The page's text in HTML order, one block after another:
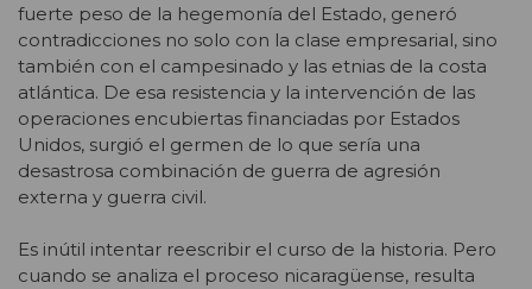
fuerte peso de la hegemonía del Estado, generó
contradicciones no solo con la clase empresarial, sino
también con el campesinado y las etnias de la costa
atlántica. De esa resistencia y la intervención de las
operaciones encubiertas financiadas por Estados
Unidos, surgió el germen de lo que sería una
desastrosa combinación de guerra de agresión
externa y guerra civil.
Es inútil intentar reescribir el curso de la historia. Pero
cuando se analiza el proceso nicaragüense, resulta